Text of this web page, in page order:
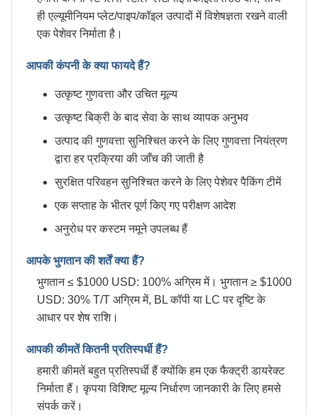
ही एल्यूमीनियम प्लेट/पाइप/कॉइल उत्पादों में विशेषज्ञता रखने वाली
एक पेशेवर निर्माता है।
आपकी कंपनी के क्या फायदे हैं?
उत्कृष्ट गुणवत्ता और उचित मूल्य
उत्कृष्ट बिक्री के बाद सेवा के साथ व्यापक अनुभव
उत्पाद की गुणवत्ता सुनिश्चित करने के लिए गुणवत्ता नियंत्रण
द्वारा हर प्रक्रिया की जाँच की जाती है
सुरक्षित परिवहन सुनिश्चित करने के लिए पेशेवर पैकिंग टीमें
एक सप्ताह के भीतर पूर्ण किए गए परीक्षण आदेश
अनुरोध पर कस्टम नमूने उपलब्ध हैं
आपके भुगतान की शर्तें क्या हैं?
भुगतान ≤ $1000 USD: 100% अग्रिम में। भुगतान ≥ $1000
USD: 30% T/T अग्रिम में, BL कॉपी या LC पर दृष्टि के
आधार पर शेष राशि।
आपकी कीमतें कितनी प्रतिस्पर्धी हैं?
हमारी कीमतें बहुत प्रतिस्पर्धी हैं क्योंकि हम एक फैक्ट्री डायरेक्ट
निर्माता हैं। कृपया विशिष्ट मूल्य निर्धारण जानकारी के लिए हमसे
संपर्क करें।